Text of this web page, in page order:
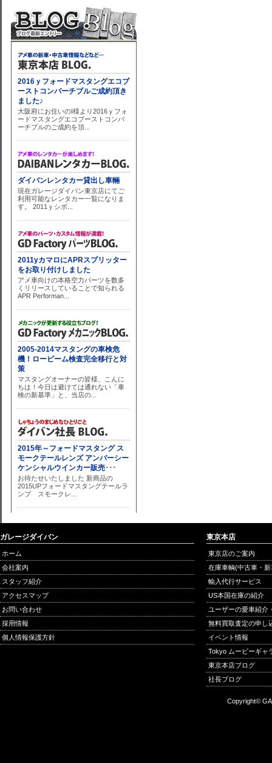
ガレージダイバン
ホーム
会社案内
スタッフ紹介
アクセスマップ
お問い合わせ
採用情報
個人情報保護方針
東京本店
東京店のご案内
在庫車輌(中古車・
輸入代行サービス
US本国在庫の紹介
ユーザーの愛車紹介
無料買取査定の申し
イベント情報
Tokyo ムービーギャ
東京本店ブログ
社長ブログ
Copyright©